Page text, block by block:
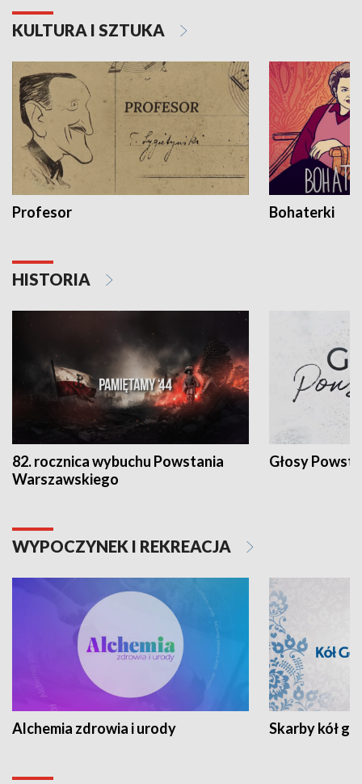
KULTURA I SZTUKA
Profesor Bohaterki
HISTORIA
82. rocznica wybuchu Powstania
Warszawskiego
Głosy
WYPOCZYNEK I REKREACJA
Alchemia zdrowia i urody Skarby kół